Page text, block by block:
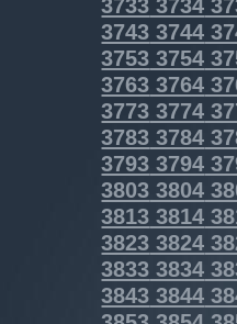
3743 3744
3753 3754
3763 3764
3773 3774
3783 3784
3793 3794
3803 3804
3813 3814
3823 3824
3833 3834
3843 3844